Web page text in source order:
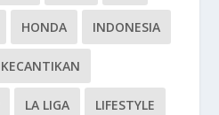
HONDA INDONESIA
KECANTIKAN
LA LIGA LIFESTYLE